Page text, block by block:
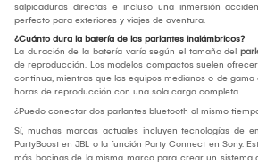
salpicaduras directas e incluso una inmersión
perfecto para exteriores y viajes de aventura.
¿Cuánto dura la batería de los parlantes inalámbricos?
La duración de la batería varía según el tamaño del
de reproducción. Los modelos compactos suelen
continua, mientras que los equipos medianos o de
horas de reproducción con una sola carga completa.
¿Puedo conectar dos parlantes bluetooth al mismo
Sí, muchas marcas actuales incluyen tecnologías de
PartyBoost en JBL o la función Party Connect en Sony.
más bocinas de la misma marca para crear un sistema